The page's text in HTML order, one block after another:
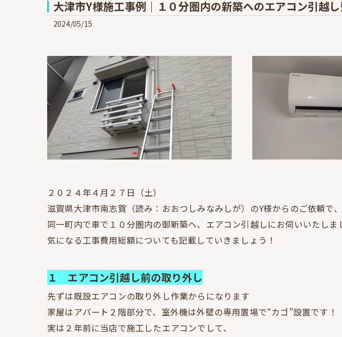
大津市Y様施工事例｜１０分圏内の新築へのエアコン引越し
2024/05/15
２０２４年４月２７日（土）
滋賀県大津市南志賀（読み：おおつしみなみしが）のY様からのご依頼で、
同一町内で車で１０分圏内の御新築へ、エアコン引越しにお伺いいたし
気になる工事費用総額についても記載していきましょう！
１ エアコン引越し前の取り外し
先ずは既設エアコンの取り外し作業からになります
家屋はアパート２階部分で、室外機は外壁の専用置場で“カゴ”設置です！
実は２年前に当店で施工したエアコンでして、